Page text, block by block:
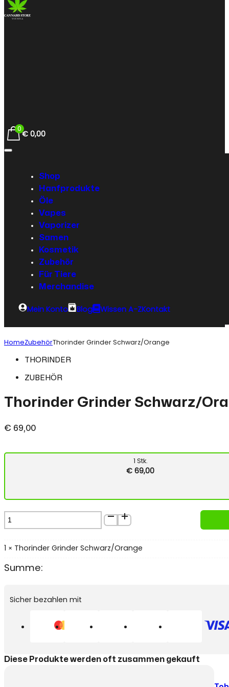
€ 0,00
0
Shop
Hanfprodukte
Öle
Vapes
Vaporizer
Samen
Kosmetik
Zubehör
Für Tiere
Merchandise
Mein Konto Blog Wissen A-ZKontakt
HomeZubehörThorinder Grinder Schwarz/Orange
THORINDER
ZUBEHÖR
Thorinder Grinder Schwarz/
€ 69,00
1 Stk.
€ 69,00
Thorinder
Grinder
Menge
1 × Thorinder Grinder Schwarz/Orange
Summe:
Sicher bezahlen mit
Diese Produkte werden oft zusammen gekauft